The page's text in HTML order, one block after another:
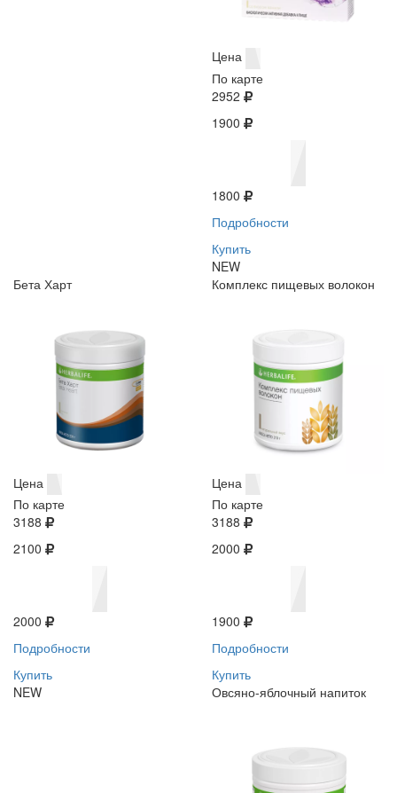
Цена
По карте
2952
1900
1800
Подробности
Купить
NEW
Бета Харт
Цена
По карте
3188
2100
2000
Подробности
Купить
NEW
Комплекс пищевых волокон
Цена
По карте
3188
2000
1900
Подробности
Купить
Овсяно-яблочный напиток